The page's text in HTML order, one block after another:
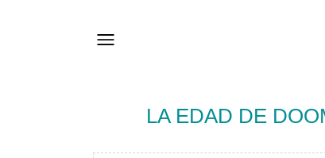
LA EDAD DE